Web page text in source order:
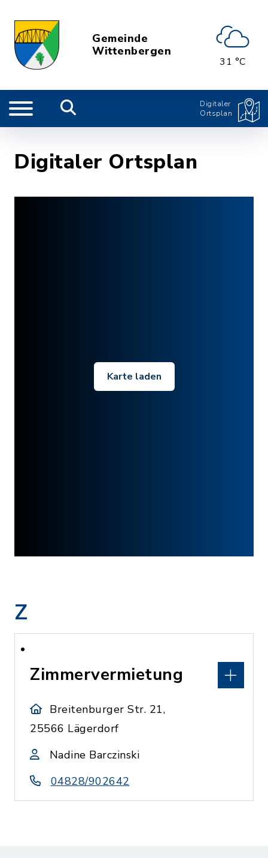
Gemeinde
Wittenbergen
31 °C
Digitaler
Ortsplan
Digitaler Ortsplan
Karte laden
Z
Zimmervermietung
Breitenburger Str. 21,
25566 Lägerdorf
Nadine Barczinski
04828/902642